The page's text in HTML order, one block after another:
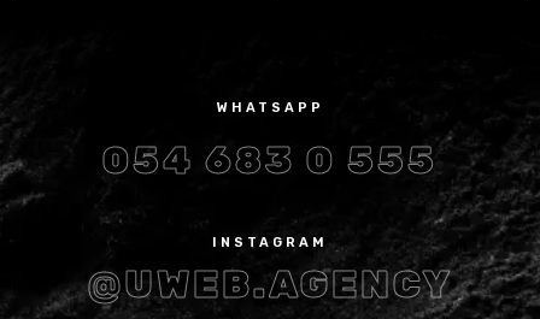
WHATSAPP
054 683 0 555
INSTAGRAM
@UWEB.AGENCY